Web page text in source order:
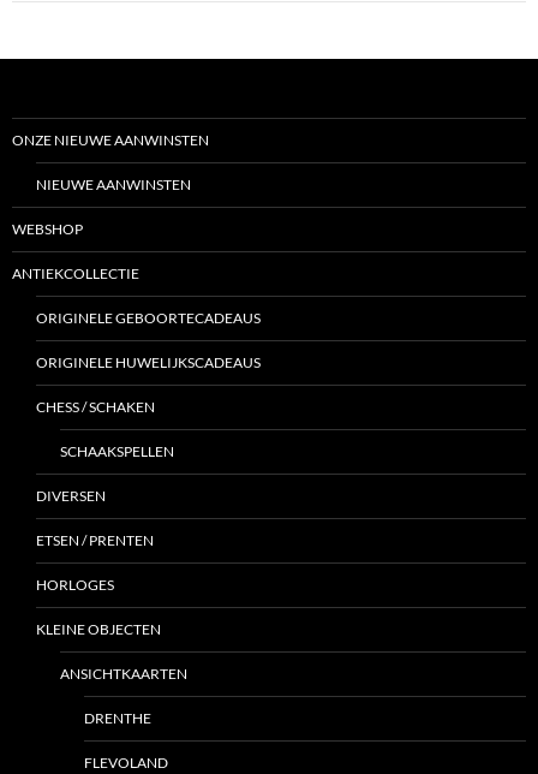
ONZE NIEUWE AANWINSTEN
NIEUWE AANWINSTEN
WEBSHOP
ANTIEKCOLLECTIE
ORIGINELE GEBOORTECADEAUS
ORIGINELE HUWELIJKSCADEAUS
CHESS / SCHAKEN
SCHAAKSPELLEN
DIVERSEN
ETSEN / PRENTEN
HORLOGES
KLEINE OBJECTEN
ANSICHTKAARTEN
DRENTHE
FLEVOLAND